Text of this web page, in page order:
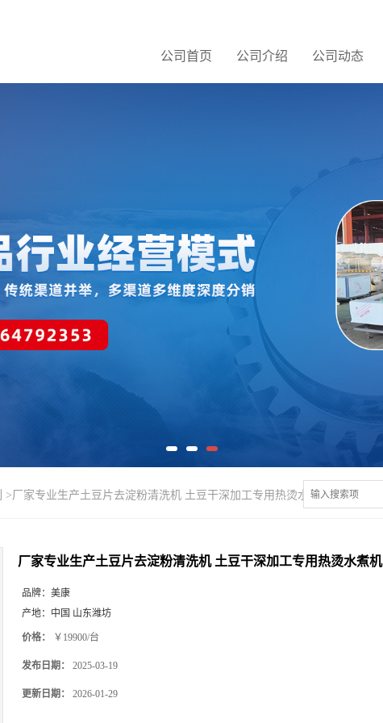
公司首页 公司介绍 公司动态
>厂家专业生产土豆片去淀粉清洗机 土豆干深加工专用热烫水煮机
厂家专业生产土豆片去淀粉清洗机 土豆干深加工专用热烫水煮机
品牌： 美康
产地： 中国 山东潍坊
价格： ￥19900/台
发布日期： 2025-03-19
更新日期： 2026-01-29